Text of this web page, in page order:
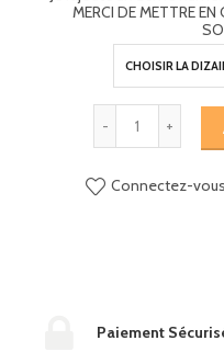
MERCI DE METTRE EN
Connectez-
Paiement